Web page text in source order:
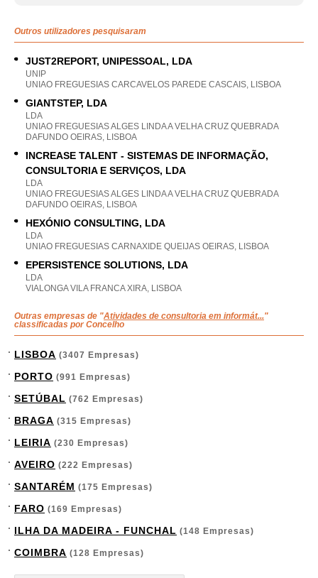
Outros utilizadores pesquisaram
JUST2REPORT, UNIPESSOAL, LDA
UNIP
UNIAO FREGUESIAS CARCAVELOS PAREDE CASCAIS, LISBOA
GIANTSTEP, LDA
LDA
UNIAO FREGUESIAS ALGES LINDA A VELHA CRUZ QUEBRADA
DAFUNDO OEIRAS, LISBOA
INCREASE TALENT - SISTEMAS DE INFORMAÇÃO,
CONSULTORIA E SERVIÇOS, LDA
LDA
UNIAO FREGUESIAS ALGES LINDA A VELHA CRUZ QUEBRADA
DAFUNDO OEIRAS, LISBOA
HEXÓNIO CONSULTING, LDA
LDA
UNIAO FREGUESIAS CARNAXIDE QUEIJAS OEIRAS, LISBOA
EPERSISTENCE SOLUTIONS, LDA
LDA
VIALONGA VILA FRANCA XIRA, LISBOA
Outras empresas de "Atividades de consultoria em informát..."
classificadas por Concelho
LISBOA (3407 Empresas)
PORTO (991 Empresas)
SETÚBAL (762 Empresas)
BRAGA (315 Empresas)
LEIRIA (230 Empresas)
AVEIRO (222 Empresas)
SANTARÉM (175 Empresas)
FARO (169 Empresas)
ILHA DA MADEIRA - FUNCHAL (148 Empresas)
COIMBRA (128 Empresas)